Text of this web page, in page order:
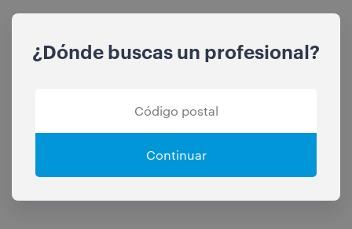
¿Dónde buscas un profesional?
Continuar